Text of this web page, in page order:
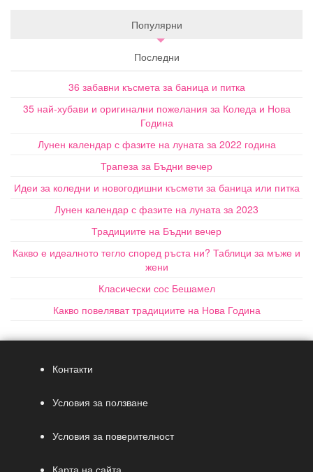
Популярни
Последни
36 забавни късмета за баница и питка
35 най-хубави и оригинални пожелания за Коледа и Нова
Година
Лунен календар с фазите на луната за 2022 година
Трапеза за Бъдни вечер
Идеи за коледни и новогодишни късмети за баница или питка
Лунен календар с фазите на луната за 2023
Традициите на Бъдни вечер
Какво е идеалното тегло според ръста ни? Таблици за мъже и
жени
Класически сос Бешамел
Какво повеляват традициите на Нова Година
Контакти
Условия за ползване
Условия за поверителност
Карта на сайта